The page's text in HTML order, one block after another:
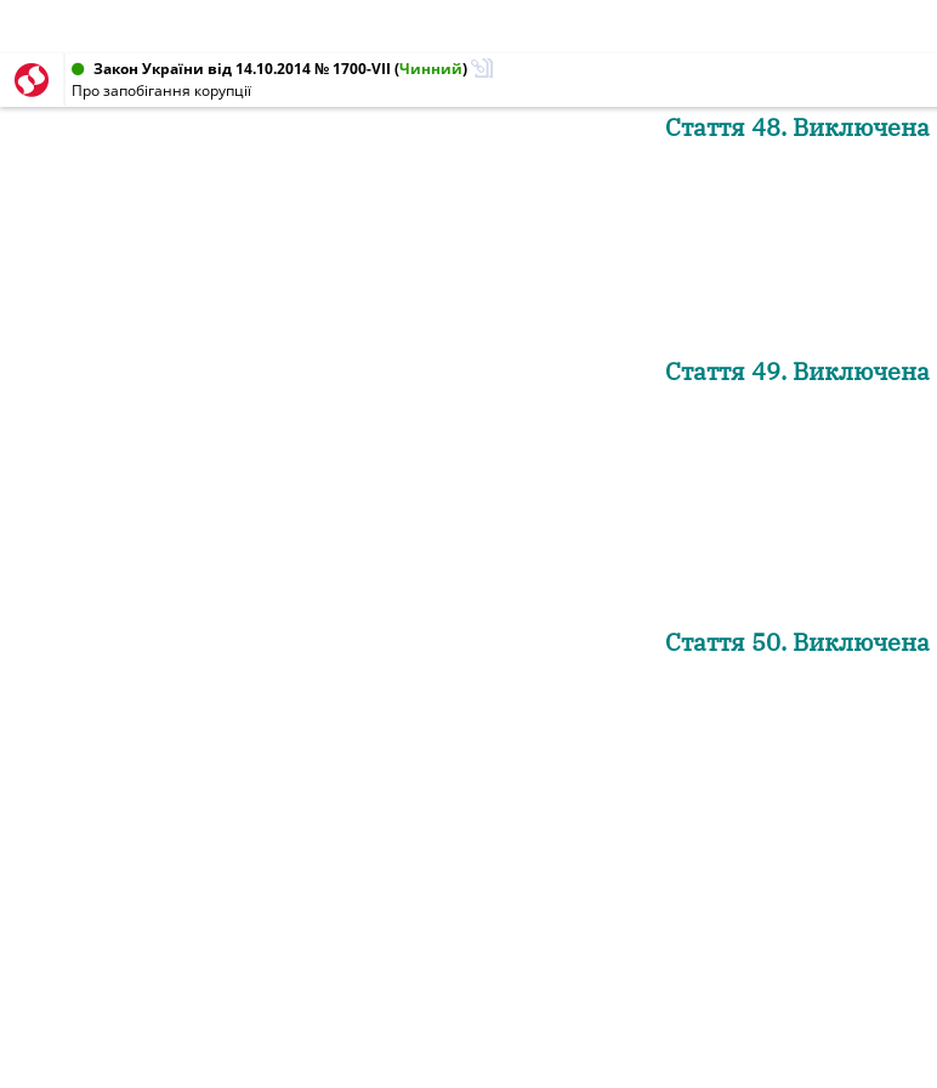
Закон України від 14.10.2014 № 1700-VII (Чинний)
Про запобігання корупції